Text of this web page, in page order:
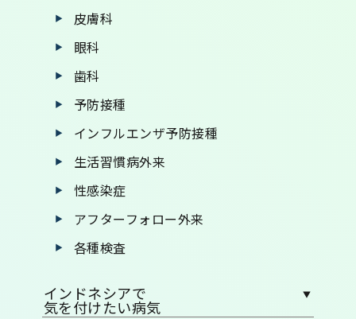
皮膚科
眼科
歯科
予防接種
インフルエンザ予防接種
生活習慣病外来
性感染症
アフターフォロー外来
各種検査
インドネシアで
気を付けたい病気